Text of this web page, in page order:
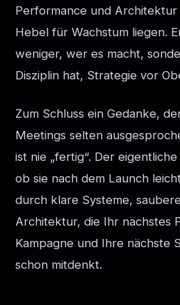
Performance und
Hebel für Wachstum liegen.
weniger, wer es macht,
Disziplin hat, Strategie vor
Zum Schluss ein Gedanke,
Meetings selten
ist nie „fertig“. Der
ob sie nach dem Launch
durch klare Systeme,
Architektur, die Ihr nächstes
Kampagne und Ihre nächste
schon mitdenkt.